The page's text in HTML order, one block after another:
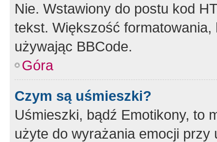
Nie. Wstawiony do postu kod
tekst. Większość
używając BBCode.
Góra
Czym są uśmieszki?
Uśmieszki, bądź Emotikony, to
użyte do wyrażania emocji